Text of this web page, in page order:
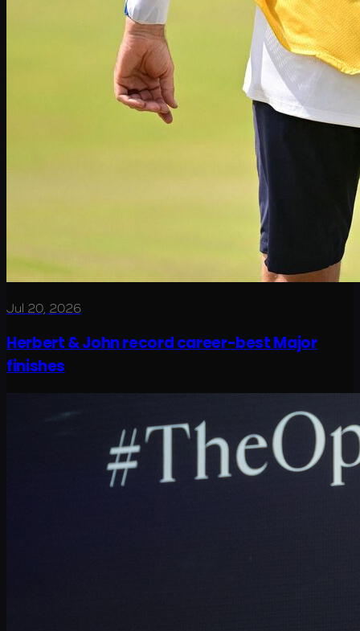
Jul 20, 2026
Herbert & John record career-best Major
finishes